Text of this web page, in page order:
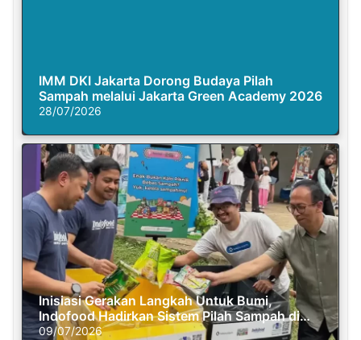
IMM DKI Jakarta Dorong Budaya Pilah
Sampah melalui Jakarta Green Academy 2026
28/07/2026
Inisiasi Gerakan Langkah Untuk Bumi,
Indofood Hadirkan Sistem Pilah Sampah di
Semasa Piknik
09/07/2026